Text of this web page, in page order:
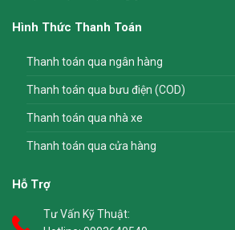
Hình Thức Thanh Toán
Thanh toán qua ngân hàng
Thanh toán qua bưu điện (COD)
Thanh toán qua nhà xe
Thanh toán qua cửa hàng
Hỗ Trợ
Tư Vấn Kỹ Thuật: